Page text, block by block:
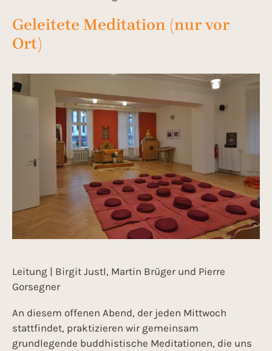
Geleitete Meditation (nur vor
Ort)
Leitung | Birgit Justl, Martin Brüger und Pierre
Gorsegner
An diesem offenen Abend, der jeden Mittwoch
stattfindet, praktizieren wir gemeinsam
grundlegende buddhistische Meditationen, die uns